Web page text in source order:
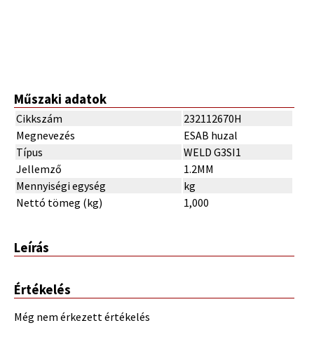
Műszaki adatok
Cikkszám
232112670H
Megnevezés
ESAB huzal
Típus
WELD G3SI1
Jellemző
1.2MM
Mennyiségi egység
kg
Nettó tömeg (kg)
1,000
Leírás
Értékelés
Még nem érkezett értékelés